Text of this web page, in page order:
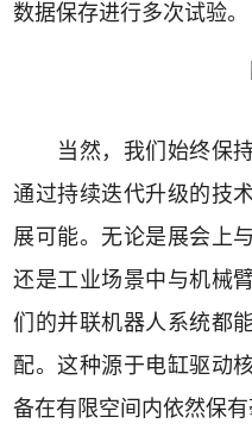
数据保存进行多次试验。
当然，我们始终保持
通过持续迭代升级的技
展可能。无论是展会上
还是工业场景中与机械
们的并联机器人系统都
配。这种源于电缸驱动
备在有限空间内依然保有